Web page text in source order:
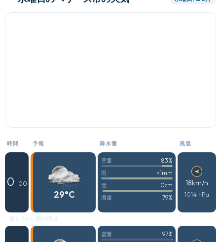
時間 予報 降水量 風速
0 : 00
29°C
雲量 83%
雨 <1mm
雪 0cm
湿度 79%
18km/h
1014 hPa
曇り 時々 雨の降る
雲量 97%